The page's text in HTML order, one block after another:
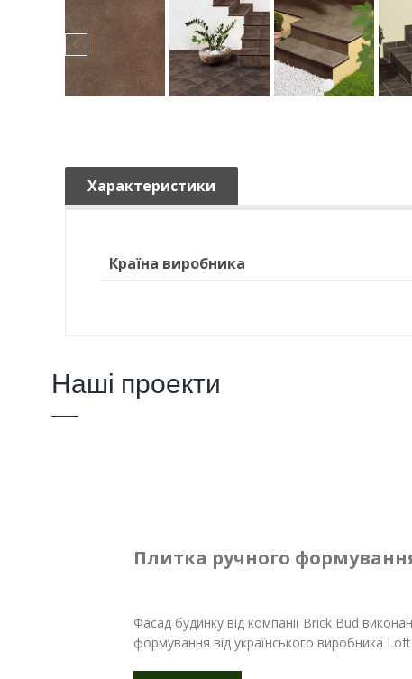
Характеристики
Країна виробника
Наші проекти
Плитка ручного
Фасад будинку від компанії Brick Bud
формування від українського виробника